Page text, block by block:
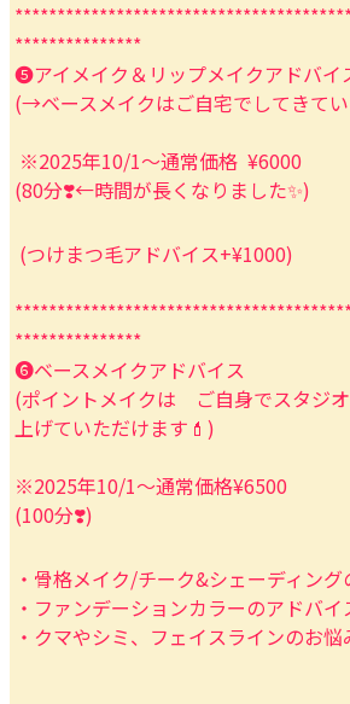
***************
❺アイメイク＆リップメイクアドバ
(→ベースメイクはご自宅でしてきて
※2025年10/1〜通常価格 ¥6000
(80分❣️←時間が長くなりました✨)
(つけまつ毛アドバイス+¥1000)
***************
❻ベースメイクアドバイス
(ポイントメイクは ご自身でスタジ
上げていただけます💄)
※2025年10/1〜通常価格¥6500
(100分❣️)
・骨格メイク/チーク&シェーディン
・ファンデーションカラーのアドバイ
・クマやシミ、フェイスラインのお悩